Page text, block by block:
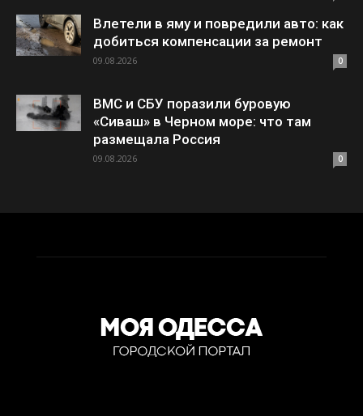
Влетели в яму и повредили авто: как
добиться компенсации за ремонт
09.08.2026 0
ВМС и СБУ поразили буровую
«Сиваш» в Черном море: что там
размещала Россия
09.08.2026 0